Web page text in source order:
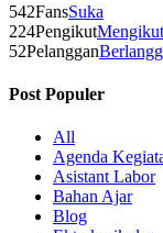
542FansSuka
224Pengikut
52Pelanggan
Post Populer
All
Agenda
Asistant Labor
Bahan Ajar
Blog